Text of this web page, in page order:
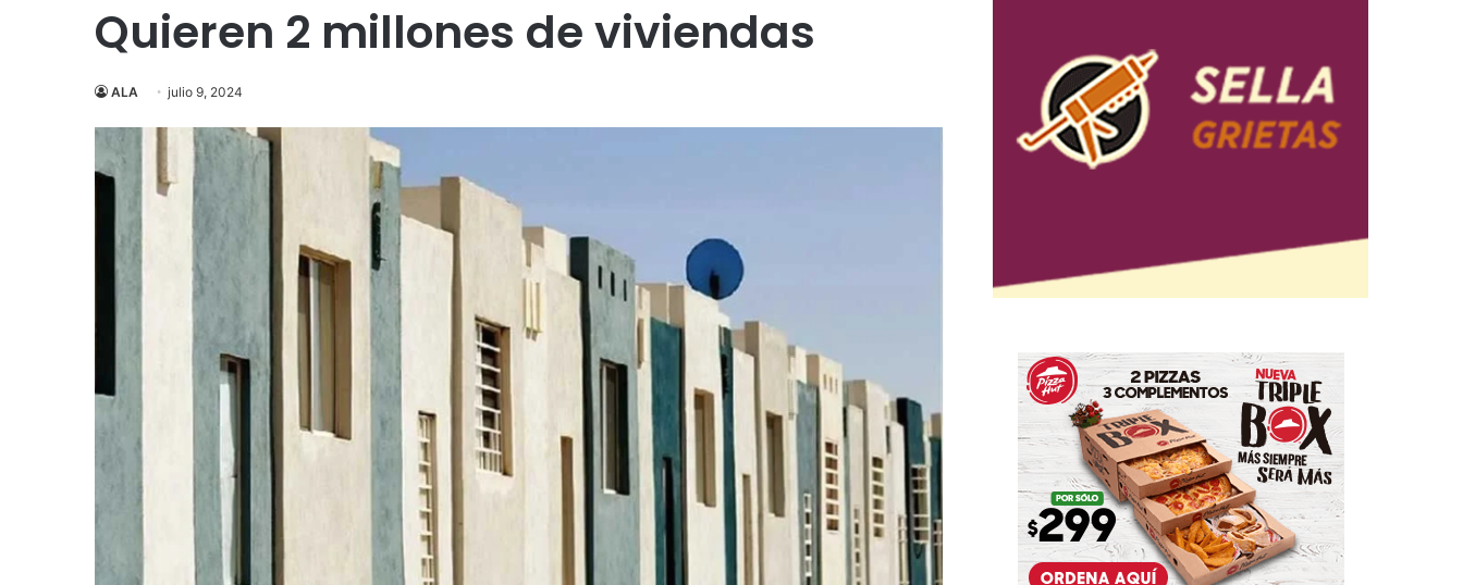
Quieren 2 millones de viviendas
ALA julio 9, 2024